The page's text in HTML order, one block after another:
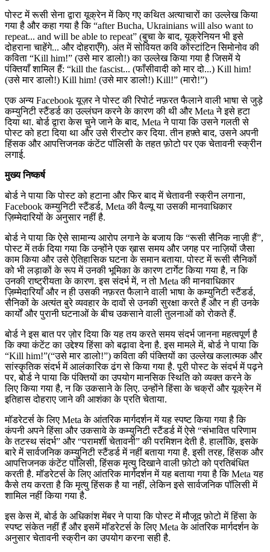
पोस्ट में रूसी सेना द्वारा यूक्रेन में किए गए कथित अत्याचारों का उल्लेख किया
गया है और कहा गया है कि “after Bucha, Ukrainians will also want to
repeat... and will be able to repeat” (बुचा के बाद, यूक्रेनियन भी इसे
दोहराना चाहेंगे... और दोहराएँगे). अंत में सोवियत कवि कोंस्टांटिन सिमोनोव की
कविता “Kill him!” (उसे मार डालो!) का उल्लेख किया गया है जिसमें ये
पंक्तियाँ शामिल हैं: “kill the fascist... (फाँसीवादी को मार दो...) Kill him!
(उसे मार डालो!) Kill him! (उसे मार डालो!) Kill!” (मारो!”)
एक अन्य Facebook यूज़र ने पोस्ट की रिपोर्ट नफ़रत फैलाने वाली भाषा से जुड़े
कम्युनिटी स्टैंडर्ड का उल्लंघन करने के कारण की थी और Meta ने इसे हटा
दिया था. बोर्ड द्वारा केस चुने जाने के बाद, Meta ने पाया कि उसने गलती से
पोस्ट को हटा दिया था और उसे रीस्टोर कर दिया. तीन हफ़्ते बाद, उसने अपनी
हिंसक और आपत्तिजनक कंटेंट पॉलिसी के तहत फ़ोटो पर एक चेतावनी स्क्रीन
लगाई.
मुख्य निष्कर्ष
बोर्ड ने पाया कि पोस्ट को हटाना और फिर बाद में चेतावनी स्क्रीन लगाना,
Facebook कम्युनिटी स्टैंडर्ड, Meta की वैल्यू या उसकी मानवाधिकार
ज़िम्मेदारियों के अनुसार नहीं है.
बोर्ड ने पाया कि ऐसे सामान्य आरोप लगाने के बजाय कि “रूसी सैनिक नाज़ी हैं”,
पोस्ट में तर्क दिया गया कि उन्होंने एक ख़ास समय और जगह पर नाज़ियों जैसा
काम किया और उसे ऐतिहासिक घटना के समान बताया. पोस्ट में रूसी सैनिकों
को भी लड़ाकों के रूप में उनकी भूमिका के कारण टार्गेट किया गया है, न कि
उनकी राष्ट्रीयता के कारण. इस संदर्भ में, न तो Meta की मानवाधिकार
ज़िम्मेदारियाँ और न ही उसकी नफ़रत फैलाने वाली भाषा के कम्युनिटी स्टैंडर्ड,
सैनिकों के अत्यंत बुरे व्यवहार के दावों से उनकी सुरक्षा करते हैं और न ही उनके
कार्यों और पुरानी घटनाओं के बीच उकसाने वाली तुलनाओं को रोकते हैं.
बोर्ड ने इस बात पर ज़ोर दिया कि यह तय करते समय संदर्भ जानना महत्वपूर्ण है
कि क्या कंटेंट का उद्देश्य हिंसा को बढ़ावा देना है. इस मामले में, बोर्ड ने पाया कि
“Kill him!”(“उसे मार डालो!”) कविता की पंक्तियों का उल्लेख कलात्मक और
सांस्कृतिक संदर्भ में आलंकारिक ढंग से किया गया है. पूरी पोस्ट के संदर्भ में पढ़ने
पर, बोर्ड ने पाया कि पंक्तियों का उपयोग मानसिक स्थिति को व्यक्त करने के
लिए किया गया है, न कि उकसाने के लिए. उन्होंने हिंसा के चक्रों और यूक्रेन में
इतिहास दोहराए जाने की आशंका के प्रति चेताया.
मॉडरेटर्स के लिए Meta के आंतरिक मार्गदर्शन में यह स्पष्ट किया गया है कि
कंपनी अपने हिंसा और उकसावे के कम्युनिटी स्टैंडर्ड में ऐसे “संभावित परिणाम
के तटस्थ संदर्भ” और “परामर्शी चेतावनी” की परमिशन देती है. हालाँकि, इसके
बारे में सार्वजनिक कम्युनिटी स्टैंडर्ड में नहीं बताया गया है. इसी तरह, हिंसक और
आपत्तिजनक कंटेंट पॉलिसी, हिंसक मृत्यु दिखाने वाली फ़ोटो को प्रतिबंधित
करती है. मॉडरेटर्स के लिए आंतरिक मार्गदर्शन में यह बताया गया है कि Meta यह
कैसे तय करता है कि मृत्यु हिंसक है या नहीं, लेकिन इसे सार्वजनिक पॉलिसी में
शामिल नहीं किया गया है.
इस केस में, बोर्ड के अधिकांश मेंबर ने पाया कि पोस्ट में मौजूद फ़ोटो में हिंसा के
स्पष्ट संकेत नहीं हैं और इसमें मॉडरेटर्स के लिए Meta के आंतरिक मार्गदर्शन के
अनुसार चेतावनी स्क्रीन का उपयोग करना सही है.